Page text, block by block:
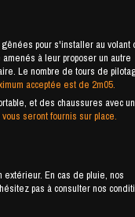
pour s'installer au volant
à leur proposer un autre
Le nombre de tours de
acceptée est de 2m05.
et des chaussures avec
seront fournis sur place.
En cas de pluie, nos
pas à consulter nos